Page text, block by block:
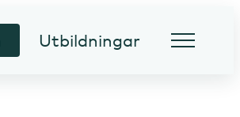
Utbildningar